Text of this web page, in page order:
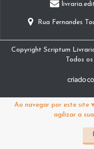
Ao navegar por este site
agilizar a
Rua Fernandes
Copyright Scriptum
Todos